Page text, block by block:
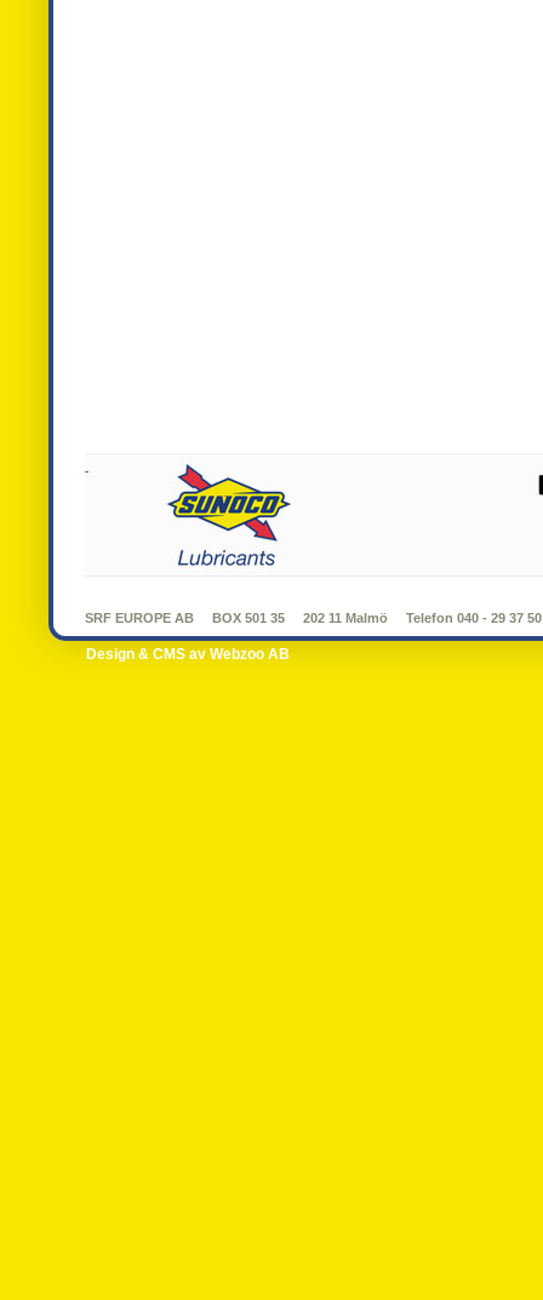
SRF EUROPE AB BOX 501 35 202 11 Malmö Telefon 040 - 29 37 50
Design & CMS av Webzoo AB